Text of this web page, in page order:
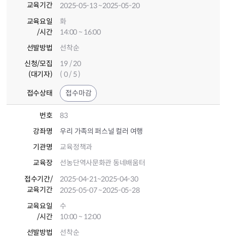
교육기간
2025-05-13~2025-05-20
교육요일
/시간
화
14:00 ~ 16:00
선발방법
선착순
신청/모집
(대기자)
19 / 20
( 0 / 5 )
접수상태 접수마감
번호
83
강좌명
우리 가족의 퍼스널 컬러 여행
기관명
교육정책과
교육장
선농단역사문화관 동네배움터
접수기간/
교육기간
2025-04-21~2025-04-30
2025-05-07~2025-05-28
교육요일
/시간
수
10:00 ~ 12:00
선발방법
선착순